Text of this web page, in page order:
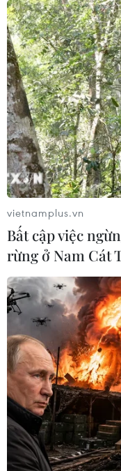
vietnamplus.vn
Bất cập việc
rừng ở Nam Cát